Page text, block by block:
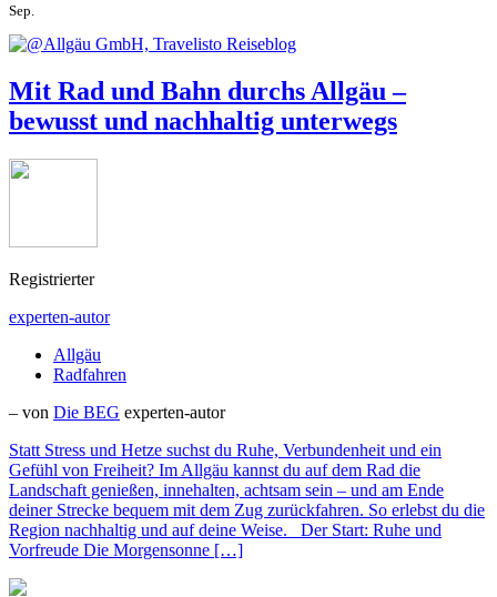
Sep.
Mit Rad und Bahn durchs Allgäu –
bewusst und nachhaltig unterwegs
Registrierter
experten-autor
Allgäu
Radfahren
– von Die BEG experten-autor
Statt Stress und Hetze suchst du Ruhe, Verbundenheit und ein
Gefühl von Freiheit? Im Allgäu kannst du auf dem Rad die
Landschaft genießen, innehalten, achtsam sein – und am Ende
deiner Strecke bequem mit dem Zug zurückfahren. So erlebst du die
Region nachhaltig und auf deine Weise. Der Start: Ruhe und
Vorfreude Die Morgensonne […]